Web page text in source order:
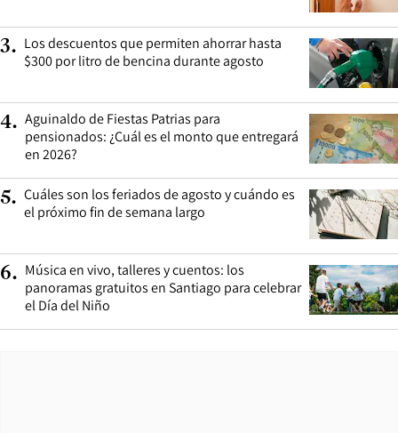
3. Los descuentos que permiten ahorrar hasta
$300 por litro de bencina durante agosto
4. Aguinaldo de Fiestas Patrias para
pensionados: ¿Cuál es el monto que entregará
en 2026?
5. Cuáles son los feriados de agosto y cuándo es
el próximo fin de semana largo
6. Música en vivo, talleres y cuentos: los
panoramas gratuitos en Santiago para celebrar
el Día del Niño